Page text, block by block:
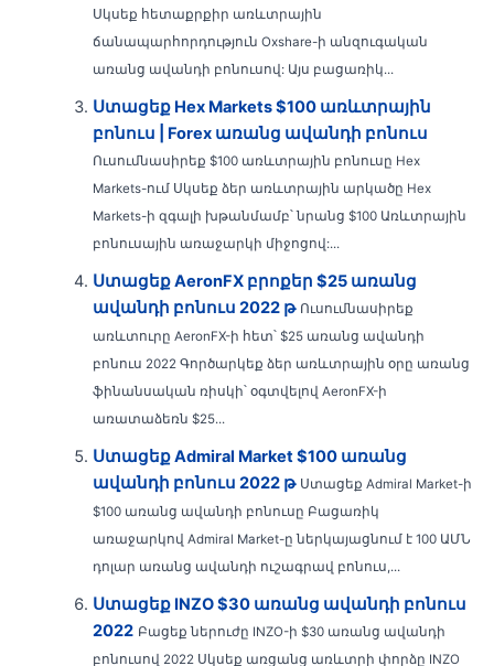
Սկսեք հետաքրքիր առևտրային
ճանապարհորդություն Oxshare-ի անզուգական
առանց ավանդի բոնուսով: Այս բացառիկ...
Ստացեք Hex Markets $100 առևտրային
բոնուս | Forex առանց ավանդի բոնուս
Ուսումնասիրեք $100 առևտրային բոնուսը Hex
Markets-ում Սկսեք ձեր առևտրային արկածը Hex
Markets-ի զգալի խթանմամբ՝ նրանց $100 Առևտրային
բոնուսային առաջարկի միջոցով:...
Ստացեք AeronFX բրոքեր $25 առանց
ավանդի բոնուս 2022 թ Ուսումնասիրեք
առևտուրը AeronFX-ի հետ՝ $25 առանց ավանդի
բոնուս 2022 Գործարկեք ձեր առևտրային օրը առանց
ֆինանսական ռիսկի՝ օգտվելով AeronFX-ի
առատաձեռն $25...
Ստացեք Admiral Market $100 առանց
ավանդի բոնուս 2022 թ Ստացեք Admiral Market-ի
$100 առանց ավանդի բոնուսը Բացառիկ
առաջարկով Admiral Market-ը ներկայացնում է 100 ԱՄՆ
դոլար առանց ավանդի ուշագրավ բոնուս,...
Ստացեք INZO $30 առանց ավանդի բոնուս
2022 Բացեք ներուժը INZO-ի $30 առանց ավանդի
բոնուսով 2022 Սկսեք առցանց առևտրի փորձը INZO